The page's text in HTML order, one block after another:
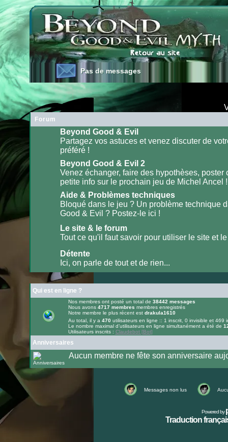
Pas de messages
Pas de messages
Forum
Aucun
message
non
Beyond Good & Evil
Partagez vos astuces et venez discuter de
préféré !
Aucun
message
non
lu
Beyond Good & Evil 2
Venez échanger, faire des hypothèses, poster
petite info sur le prochain jeu de Michel Ancel !
Aucun
non
Aide & Problèmes techniques
Bloqué dans le jeu ? Un problème technique
Good & Evil ? Postez-le ici !
non
Le site & le forum
Tout ce qu'il faut savoir pour utiliser le site et le
Aucun
message
non
lu
Détente
Ici, on parle de tout et de rien...
Qui est en ligne ?
Nos membres ont posté un total de 38442 messages
Nous avons 4717 membres membres enregistrés
Notre membre le plus récent est drakula1610
Au total, il y a 470 utilisateurs en ligne :: 1 inscrit, 0 invisible et 469
Le nombre maximal d’utilisateurs en ligne simultanément a été de
Utilisateurs inscrits : Claudebot [Bot]
Anniversaires
Aucun membre ne fête son anniversaire
Messages non lus
Powered by
Traduction